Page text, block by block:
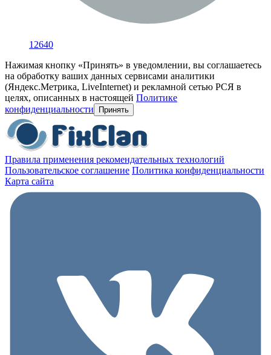
12640
Нажимая кнопку «Принять» в уведомлении, вы соглашаетесь
на обработку ваших данных сервисами аналитики
(Яндекс.Метрика, LiveInternet) и рекламной сетью РСЯ в
целях, описанных в настоящей Политике
конфиденциальности
Принять
Правила применения рекомендательных технологий
Пользовательское соглашение Политика конфиденциальности
Карта сайта